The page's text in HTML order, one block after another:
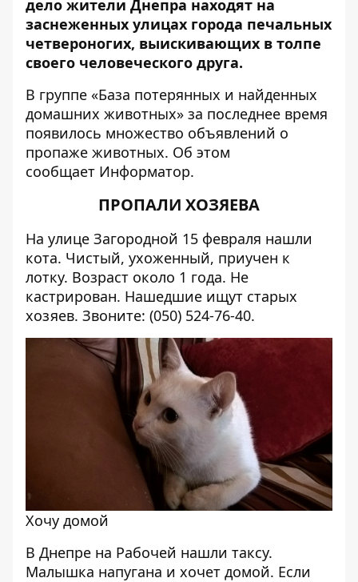
дело жители Днепра находят на
заснеженных улицах города печальных
четвероногих, выискивающих в толпе
своего человеческого друга.
В группе «База потерянных и найденных
домашних животных» за последнее время
появилось множество объявлений о
пропаже животных. Об этом
сообщает Информатор.
ПРОПАЛИ ХОЗЯЕВА
На улице Загородной 15 февраля нашли
кота. Чистый, ухоженный, приучен к
лотку. Возраст около 1 года. Не
кастрирован. Нашедшие ищут старых
хозяев. Звоните: (050) 524-76-40.
Хочу домой
В Днепре на Рабочей нашли таксу.
Малышка напугана и хочет домой. Если